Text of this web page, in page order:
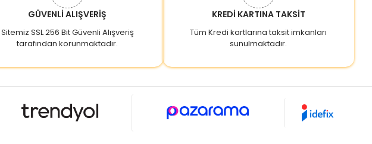
GÜVENLİ ALIŞVERİŞ
Sitemiz SSL 256 Bit Güvenli Alışveriş
tarafından korunmaktadır.
KREDİ KARTINA TAKSİT
Tüm Kredi kartlarına taksit imkanları
sunulmaktadır.